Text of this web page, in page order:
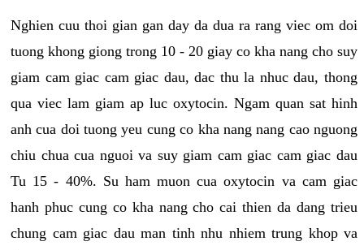
Nghien cuu thoi gian gan day da dua ra rang viec om doi
tuong khong giong trong 10 - 20 giay co kha nang cho suy
giam cam giac cam giac dau, dac thu la nhuc dau, thong
qua viec lam giam ap luc oxytocin. Ngam quan sat hinh
anh cua doi tuong yeu cung co kha nang nang cao nguong
chiu chua cua nguoi va suy giam cam giac cam giac dau
Tu 15 - 40%. Su ham muon cua oxytocin va cam giac
hanh phuc cung co kha nang cho cai thien da dang trieu
chung cam giac dau man tinh nhu nhiem trung khop va